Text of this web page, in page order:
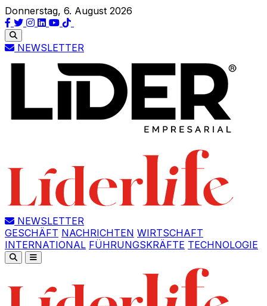
Donnerstag, 6. August 2026
NEWSLETTER
NEWSLETTER
GESCHÄFT NACHRICHTEN WIRTSCHAFT
INTERNATIONAL FÜHRUNGSKRÄFTE TECHNOLOGIE